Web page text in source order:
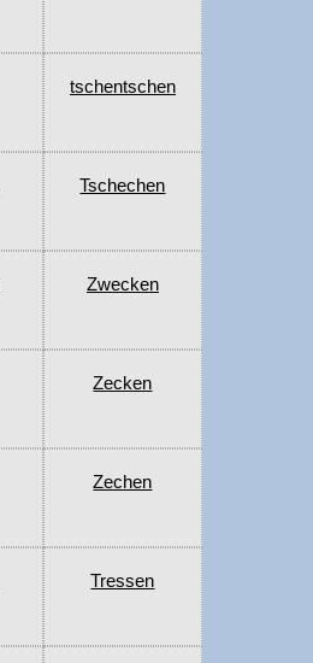
tschentschen
Tschechen
Zwecken
Zecken
Zechen
Tressen